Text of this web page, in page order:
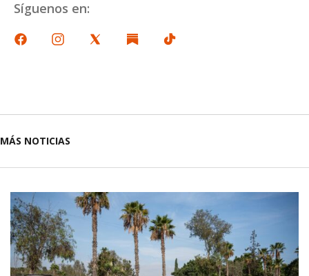
Síguenos en:
MÁS NOTICIAS